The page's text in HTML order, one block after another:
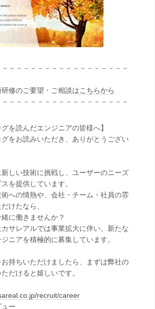
－－－－－－－－－－－－－－－－－－
修のご要望・ご相談はこちらから
－－－－－－－－－－－－－－－－－－
グを読んだエンジニアの皆様へ】
をお読みいただき、ありがとうござい
しい技術に挑戦し、ユーザーのニーズ
を提供しています。
への情熱や、会社・チーム・社員の雰
けたなら、
に働きませんか？
サレアルでは事業拡大に伴い、新たな
ニアを積極的に募集しています。
持ちいただけましたら、まずは弊社の
だけると嬉しいです。
recruit/career
ー